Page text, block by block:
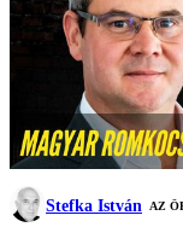
Stefka István AZ